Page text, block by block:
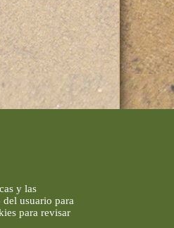
y las
usuario para
para revisar